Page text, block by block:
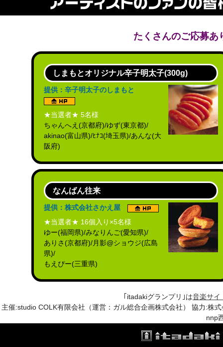
たくさんのご応募あ
しまもとオリジナル辛子明太子(300g)
提供：辛子明太子のしまもと
★当選者★ 5名様
ちゃんへえ(京都府)/ゆず(東京都)/
akinao(富山県)/ﾋﾅｺ(埼玉県)/あんな(大
阪府)
なんばん往来
提供：株式会社さかえ屋
★当選者★ 16個入り×5名様
ゆー(福岡県)/みなりんご(愛知県)/
ありさ(京都府)/月影@ショウジ(広島
県)/
もえぴー(三重県)
｢itadakiグランプリ｣は音楽サイ
主催:studio COLK有限会社（運営：ガル総合企画株式会社） 協力:株
nnp